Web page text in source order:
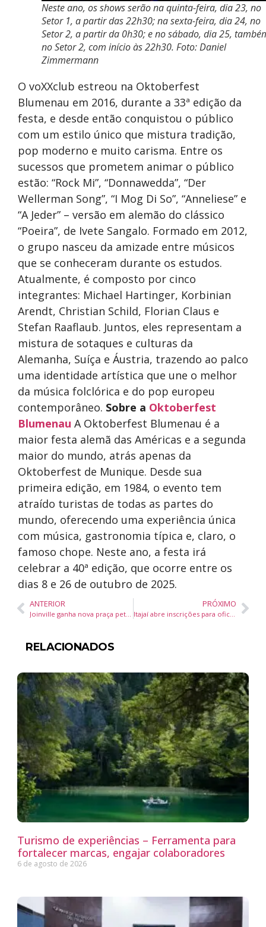
Neste ano, os shows serão na quinta-feira, dia 23, no
Setor 1, a partir das 22h30; na sexta-feira, dia 24, no
Setor 2, a partir da 0h30; e no sábado, dia 25,
no Setor 2, com início às 22h30. Foto: Daniel
Zimmermann
O voXXclub estreou na Oktoberfest
Blumenau em 2016, durante a 33ª edição da
festa, e desde então conquistou o público
com um estilo único que mistura tradição,
pop moderno e muito carisma. Entre os
sucessos que prometem animar o público
estão: “Rock Mi”, “Donnawedda”, “Der
Wellerman Song”, “I Mog Di So”, “Anneliese” e
“A Jeder” – versão em alemão do clássico
“Poeira”, de Ivete Sangalo. Formado em 2012,
o grupo nasceu da amizade entre músicos
que se conheceram durante os estudos.
Atualmente, é composto por cinco
integrantes: Michael Hartinger, Korbinian
Arendt, Christian Schild, Florian Claus e
Stefan Raaflaub. Juntos, eles representam a
mistura de sotaques e culturas da
Alemanha, Suíça e Áustria, trazendo ao palco
uma identidade artística que une o melhor
da música folclórica e do pop europeu
contemporâneo. Sobre a Oktoberfest
Blumenau A Oktoberfest Blumenau é a
maior festa alemã das Américas e a segunda
maior do mundo, atrás apenas da
Oktoberfest de Munique. Desde sua
primeira edição, em 1984, o evento tem
atraído turistas de todas as partes do
mundo, oferecendo uma experiência única
com música, gastronomia típica e, claro, o
famoso chope. Neste ano, a festa irá
celebrar a 40ª edição, que ocorre entre os
dias 8 e 26 de outubro de 2025.
ANTERIOR PRÓXIMO
Itajaí abre inscrições para oficinas gratuitas do projeto Percussão Inclusiva para pessoas neurodivergentes
RELACIONADOS
Turismo de experiências – Ferramenta para
fortalecer marcas, engajar colaboradores
6 de agosto de 2026